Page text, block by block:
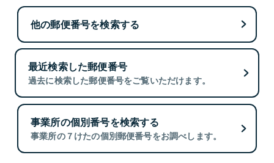
他の郵便番号を検索する
最近検索した郵便番号
過去に検索した郵便番号をご覧いただけます。
事業所の個別番号を検索する
事業所の７けたの個別郵便番号をお調べします。